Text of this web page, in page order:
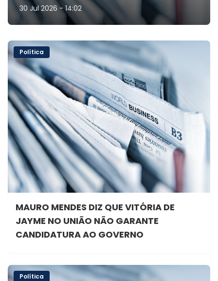
30 Jul 2026 - 14:02
Política
MAURO MENDES DIZ QUE VITÓRIA DE
JAYME NO UNIÃO NÃO GARANTE
CANDIDATURA AO GOVERNO
Política